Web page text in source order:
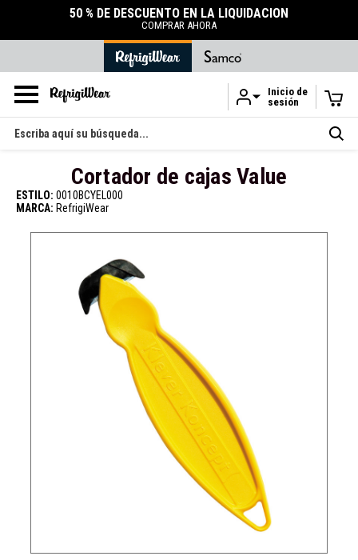
Ir al contenido principal
50 % DE DESCUENTO EN LA LIQUIDACIÓN
COMPRAR AHORA
Inicio de
sesión
Buscar
en
Cortador de cajas Value
ESTILO: 0010BCYEL000
MARCA: RefrigiWear